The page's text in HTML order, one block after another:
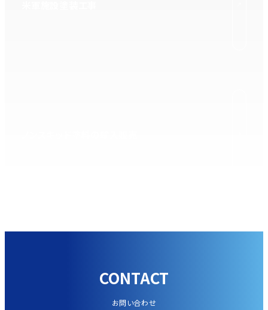
CONTACT
お問い合わせ